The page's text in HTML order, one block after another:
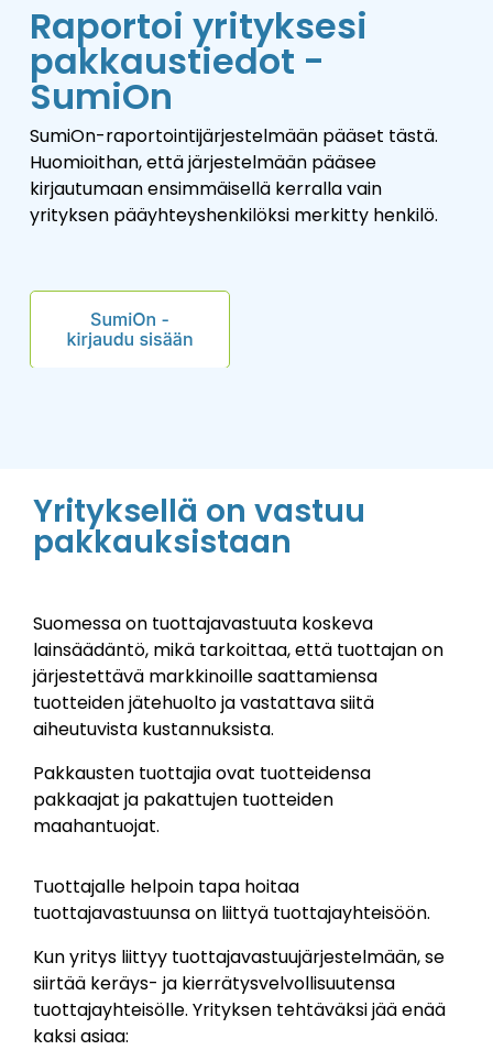
Raportoi yrityksesi
pakkaustiedot -
SumiOn
SumiOn-raportointijärjestelmään pääset tästä.
Huomioithan, että järjestelmään pääsee
kirjautumaan ensimmäisellä kerralla vain
yrityksen pääyhteyshenkilöksi merkitty henkilö.
Yrityksellä on vastuu
pakkauksistaan
Suomessa on tuottajavastuuta koskeva
lainsäädäntö, mikä tarkoittaa, että tuottajan on
järjestettävä markkinoille saattamiensa
tuotteiden jätehuolto ja vastattava siitä
aiheutuvista kustannuksista.
Pakkausten tuottajia ovat tuotteidensa
pakkaajat ja pakattujen tuotteiden
maahantuojat.
Tuottajalle helpoin tapa hoitaa
tuottajavastuunsa on liittyä tuottajayhteisöön.
Kun yritys liittyy tuottajavastuujärjestelmään, se
siirtää keräys- ja kierrätysvelvollisuutensa
tuottajayhteisölle. Yrityksen tehtäväksi jää enää
kaksi asiaa: